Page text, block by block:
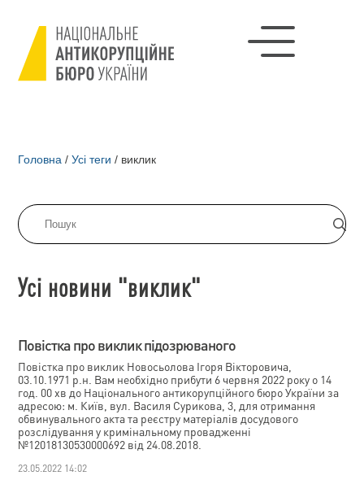
Головна / Усі теги / виклик
Усі новини "виклик"
Повістка про виклик підозрюваного
Повістка про виклик Новосьолова Ігоря Вікторовича,
03.10.1971 р.н. Вам необхідно прибути 6 червня 2022 року о 14
год. 00 хв до Національного антикорупційного бюро України за
адресою: м. Київ, вул. Василя Сурикова, 3, для отримання
обвинувального акта та реєстру матеріалів досудового
розслідування у кримінальному провадженні
№12018130530000692 від 24.08.2018.
23.05.2022 14:02